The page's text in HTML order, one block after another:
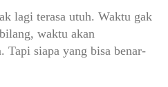
lagi terasa utuh. Waktu gak
waktu akan
Tapi siapa yang bisa benar-